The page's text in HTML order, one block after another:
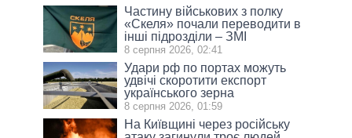
Частину військових з полку
«Скеля» почали переводити в
інші підрозділи – ЗМІ
8 серпня 2026, 02:41
Удари рф по портах можуть
удвічі скоротити експорт
українського зерна
8 серпня 2026, 01:59
На Київщині через російську